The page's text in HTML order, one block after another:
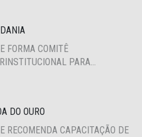
FORMA COMITÊ
PARA
DO OURO
RECOMENDA CAPACITAÇÃO DE